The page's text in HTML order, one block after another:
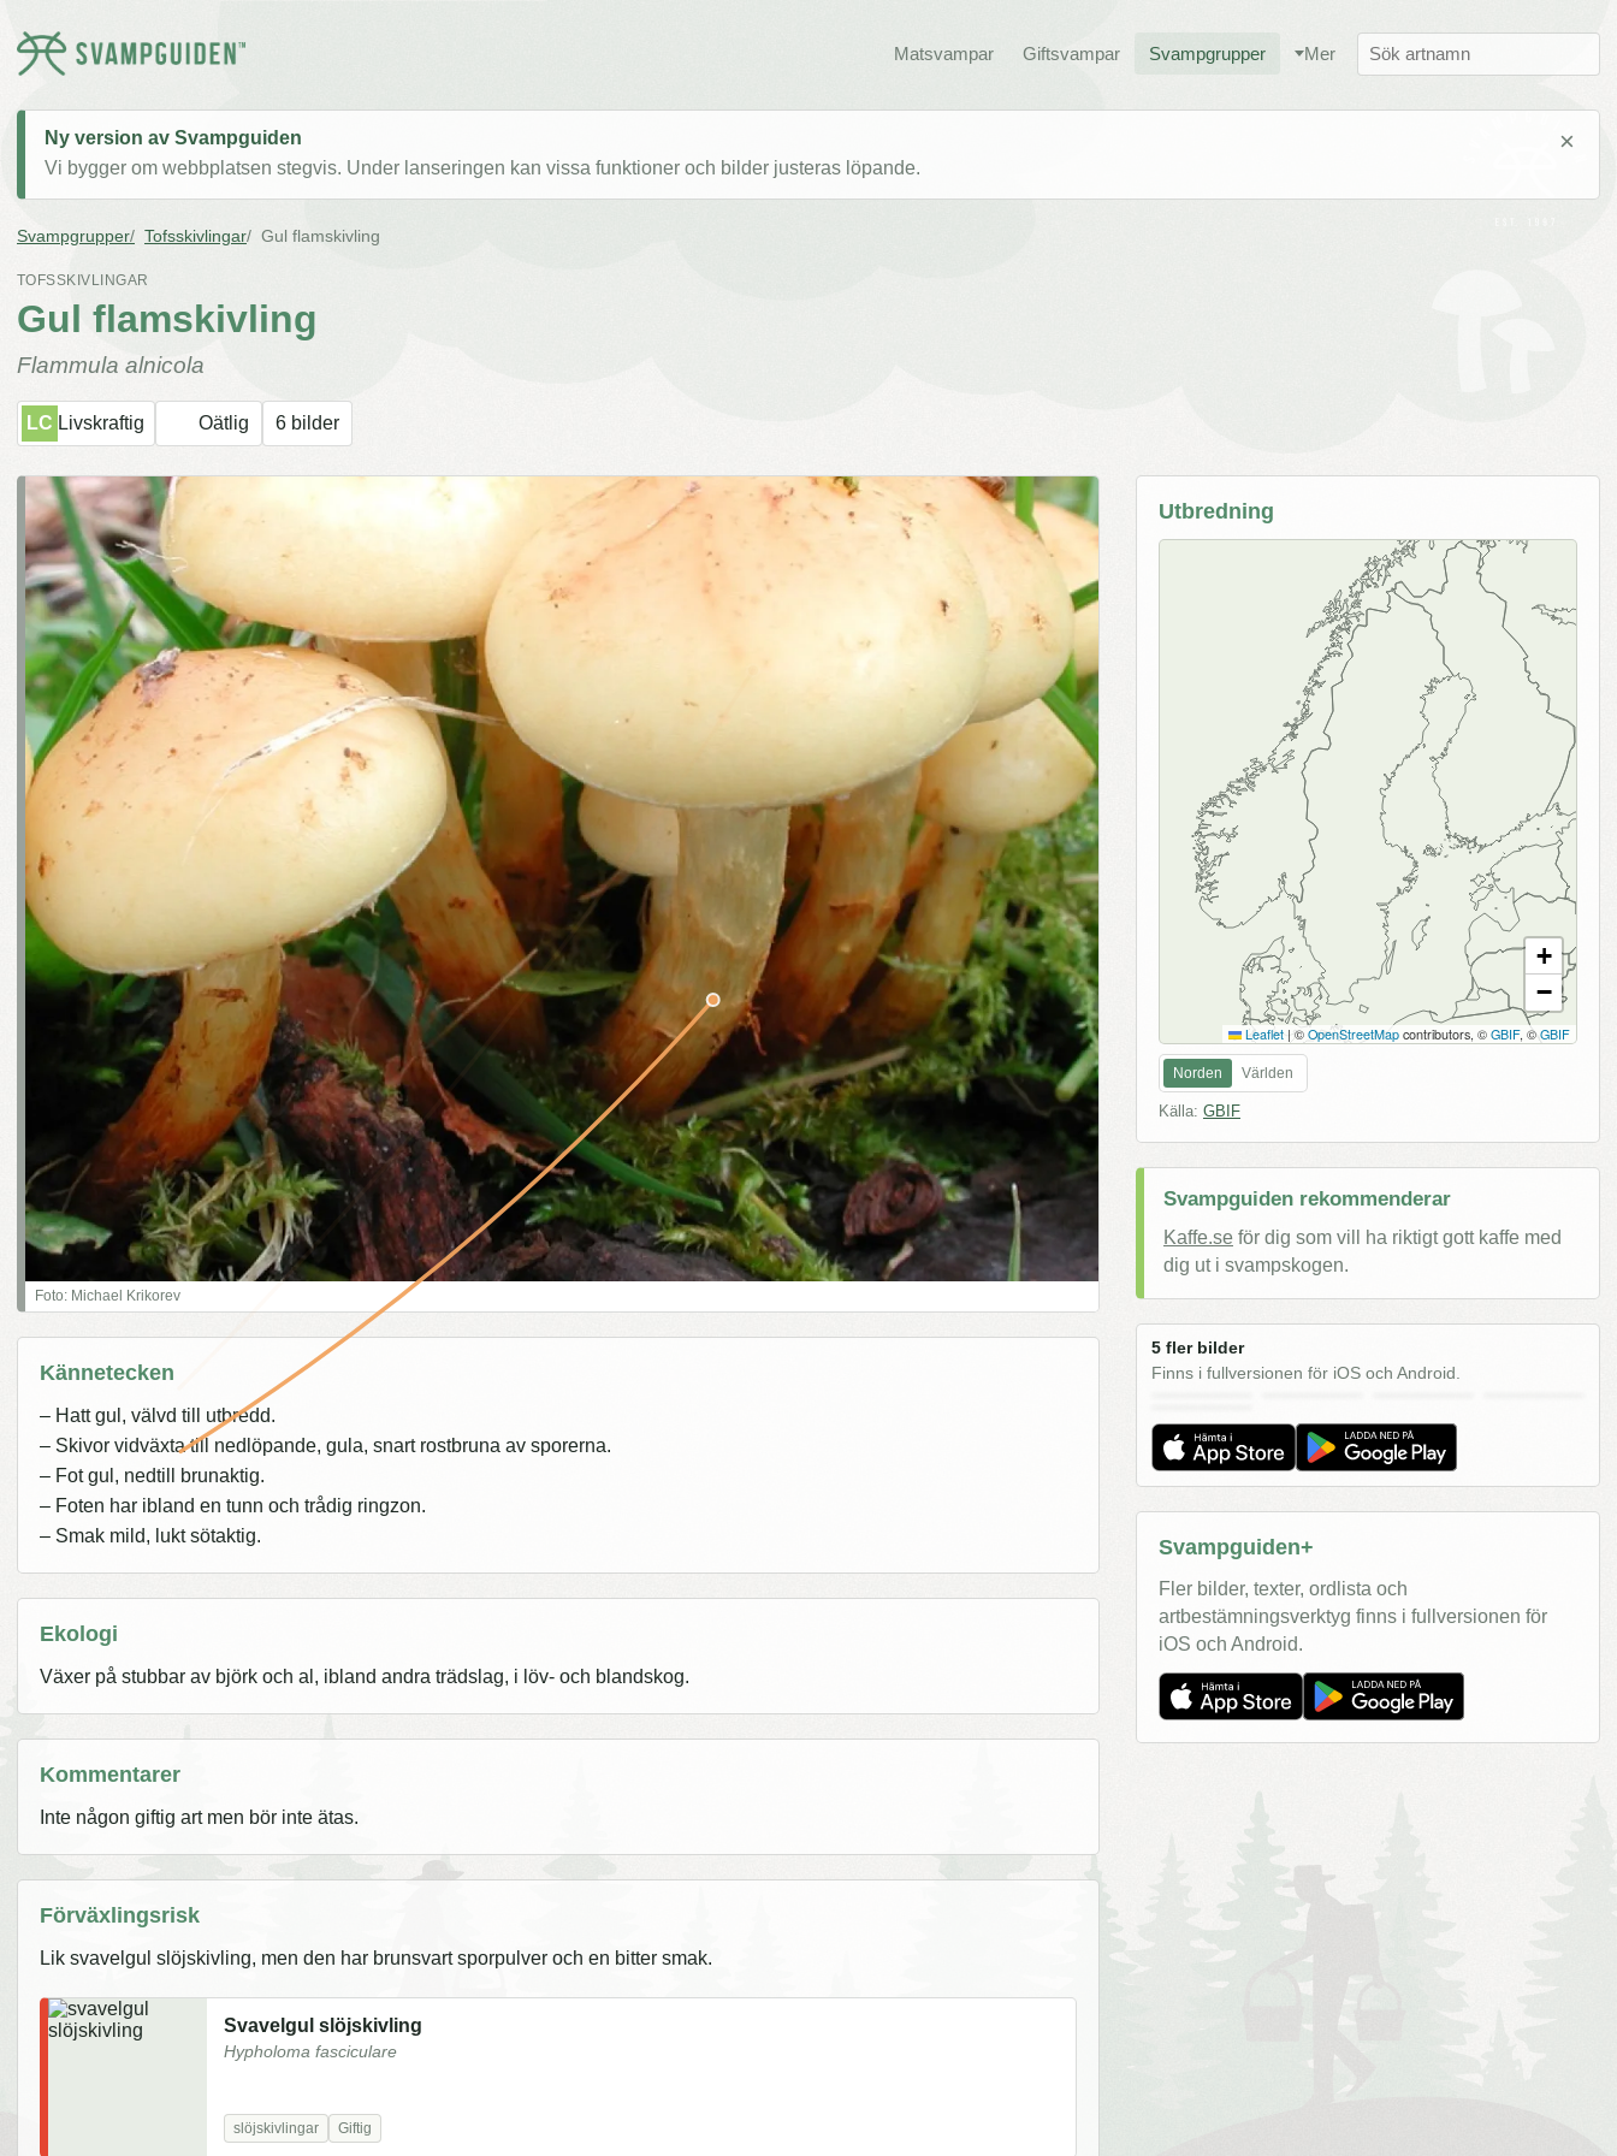
Matsvampar Giftsvampar Svampgrupper Mer
Ny version av Svampguiden
Vi bygger om webbplatsen stegvis. Under lanseringen kan vissa funktioner och bilder justeras löpande.
×
Svampgrupper Tofsskivlingar Gul flamskivling
TOFSSKIVLINGAR
Gul flamskivling
Flammula alnicola
LC Livskraftig Oätlig 6 bilder
Foto: Michael Krikorev
Kännetecken
– Hatt gul, välvd till utbredd.
– Skivor vidväxta till nedlöpande, gula, snart rostbruna av sporerna.
– Fot gul, nedtill brunaktig.
– Foten har ibland en tunn och trådig ringzon.
– Smak mild, lukt sötaktig.
Ekologi
Växer på stubbar av björk och al, ibland andra trädslag, i löv- och blandskog.
Kommentarer
Inte någon giftig art men bör inte ätas.
Förväxlingsrisk
Lik svavelgul slöjskivling, men den har brunsvart sporpulver och en bitter smak.
Svavelgul slöjskivling
Hypholoma fasciculare
slöjskivlingar Giftig
Utbredning
+
−
Leaflet | © OpenStreetMap contributors, © GBIF, ©GBIF
Norden Världen
Källa: GBIF
Svampguiden rekommenderar
Kaffe.se för dig som vill ha riktigt gott kaffe med
dig ut i svampskogen.
5 fler bilder
Finns i fullversionen för iOS och Android.
Svampguiden+
Fler bilder, texter, ordlista och
artbestämningsverktyg finns i fullversionen för
iOS och Android.